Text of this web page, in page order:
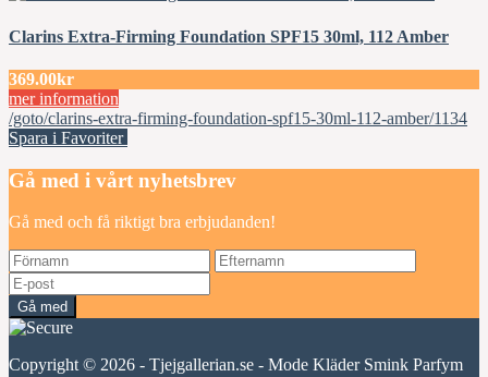
Clarins Extra-Firming Foundation SPF15 30ml, 112 Amber
369.00kr
mer information
/goto/clarins-extra-firming-foundation-spf15-30ml-112-amber/1134
Spara i Favoriter
Gå med i vårt nyhetsbrev
Gå med och få riktigt bra erbjudanden!
Gå med
Copyright © 2026 - Tjejgallerian.se - Mode Kläder Smink Parfym